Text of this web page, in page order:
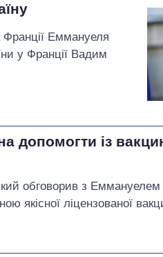
Франції Еммануеля
у Франції Вадим
допомогти із
обговорив з
якісної ліцензованої